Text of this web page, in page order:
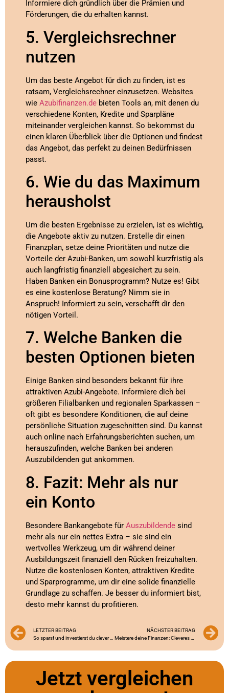
Informiere dich gründlich über die Prämien und
Förderungen, die du erhalten kannst.
5. Vergleichsrechner
nutzen
Um das beste Angebot für dich zu finden, ist es
ratsam, Vergleichsrechner einzusetzen. Websites
wie Azubifinanzen.de bieten Tools an, mit denen du
verschiedene Konten, Kredite und Sparpläne
miteinander vergleichen kannst. So bekommst du
einen klaren Überblick über die Optionen und findest
das Angebot, das perfekt zu deinen Bedürfnissen
passt.
6. Wie du das Maximum
herausholst
Um die besten Ergebnisse zu erzielen, ist es wichtig,
die Angebote aktiv zu nutzen. Erstelle dir einen
Finanzplan, setze deine Prioritäten und nutze die
Vorteile der Azubi-Banken, um sowohl kurzfristig als
auch langfristig finanziell abgesichert zu sein.
Haben Banken ein Bonusprogramm? Nutze es! Gibt
es eine kostenlose Beratung? Nimm sie in
Anspruch! Informiert zu sein, verschafft dir den
nötigen Vorteil.
7. Welche Banken die
besten Optionen bieten
Einige Banken sind besonders bekannt für ihre
attraktiven Azubi-Angebote. Informiere dich bei
größeren Filialbanken und regionalen Sparkassen –
oft gibt es besondere Konditionen, die auf deine
persönliche Situation zugeschnitten sind. Du kannst
auch online nach Erfahrungsberichten suchen, um
herauszufinden, welche Banken bei anderen
Auszubildenden gut ankommen.
8. Fazit: Mehr als nur
ein Konto
Besondere Bankangebote für Auszubildende sind
mehr als nur ein nettes Extra – sie sind ein
wertvolles Werkzeug, um dir während deiner
Ausbildungszeit finanziell den Rücken freizuhalten.
Nutze die kostenlosen Konten, attraktiven Kredite
und Sparprogramme, um dir eine solide finanzielle
Grundlage zu schaffen. Je besser du informiert bist,
desto mehr kannst du profitieren.
LETZTER BEITRAG
NÄCHSTER BEITRAG
Jetzt vergleichen